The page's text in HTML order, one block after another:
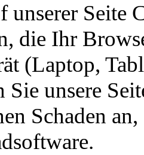
unserer Seite
die Ihr
(Laptop,
Sie unsere
Schaden